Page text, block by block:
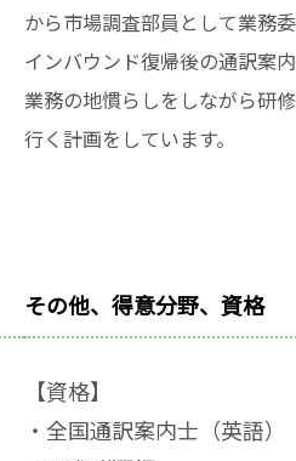
から市場調査部員として業務
インバウンド復帰後の通訳案
業務の地慣らしをしながら研
行く計画をしています。
その他、得意分野、資格
【資格】
・全国通訳案内士（英語）